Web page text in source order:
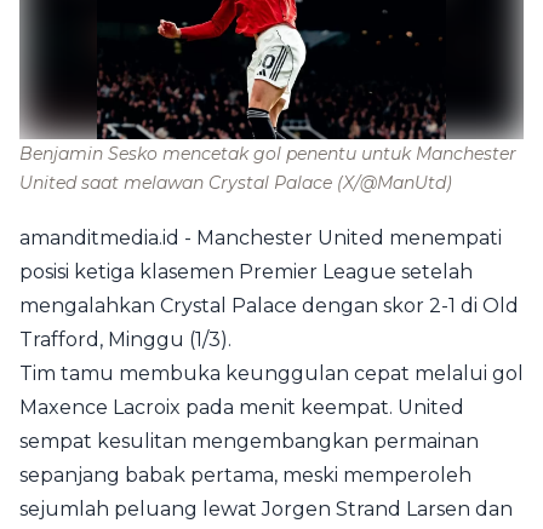
Benjamin Sesko mencetak gol penentu untuk Manchester
United saat melawan Crystal Palace (X/@ManUtd)
amanditmedia.id - Manchester United menempati
posisi ketiga klasemen Premier League setelah
mengalahkan Crystal Palace dengan skor 2-1 di Old
Trafford, Minggu (1/3).
Tim tamu membuka keunggulan cepat melalui gol
Maxence Lacroix pada menit keempat. United
sempat kesulitan mengembangkan permainan
sepanjang babak pertama, meski memperoleh
sejumlah peluang lewat Jorgen Strand Larsen dan